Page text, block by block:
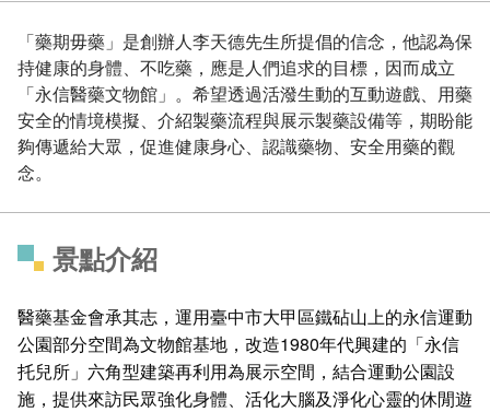
「藥期毋藥」是創辦人李天德先生所提倡的信念，他認為保
持健康的身體、不吃藥，應是人們追求的目標，因而成立
「永信醫藥文物館」。希望透過活潑生動的互動遊戲、用藥
安全的情境模擬、介紹製藥流程與展示製藥設備等，期盼能
夠傳遞給大眾，促進健康身心、認識藥物、安全用藥的觀
念。
景點介紹
醫藥基金會承其志，運用臺中市大甲區鐵砧山上的永信運動
公園部分空間為文物館基地，改造1980年代興建的「永信
托兒所」六角型建築再利用為展示空間，結合運動公園設
施，提供來訪民眾強化身體、活化大腦及淨化心靈的休閒遊